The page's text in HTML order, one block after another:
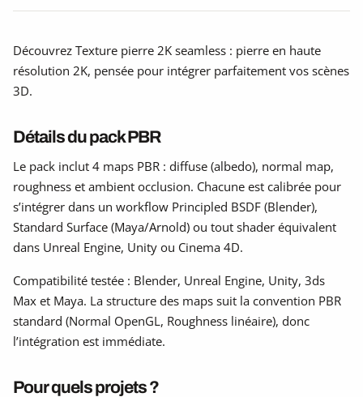
Découvrez Texture pierre 2K seamless : pierre en haute
résolution 2K, pensée pour intégrer parfaitement vos scènes
3D.
Détails du pack PBR
Le pack inclut 4 maps PBR : diffuse (albedo), normal map,
roughness et ambient occlusion. Chacune est calibrée pour
s’intégrer dans un workflow Principled BSDF (Blender),
Standard Surface (Maya/Arnold) ou tout shader équivalent
dans Unreal Engine, Unity ou Cinema 4D.
Compatibilité testée : Blender, Unreal Engine, Unity, 3ds
Max et Maya. La structure des maps suit la convention PBR
standard (Normal OpenGL, Roughness linéaire), donc
l’intégration est immédiate.
Pour quels projets ?